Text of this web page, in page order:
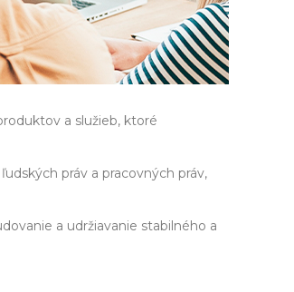
a služieb, ktoré
práv a pracovných práv,
a udržiavanie stabilného a